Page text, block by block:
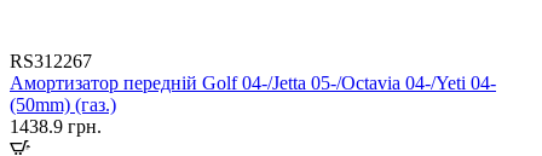
RS312267
Амортизатор передній Golf 04-/Jetta 05-/Octavia 04-/Yeti 04-
(50mm) (газ.)
1438.9 грн.